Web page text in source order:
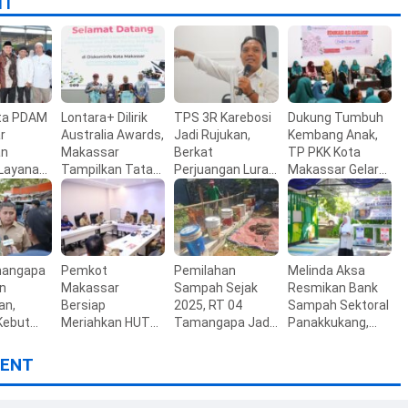
PDAM
Lontara+ Dilirik
Australia Awards,
Makassar
Tampilkan Tata
Kelola
Pemerintahan
Berbasis Digital
TPS 3R Karebosi
Jadi Rujukan,
Berkat
Perjuangan Lurah
Baru Membangun
Budaya Pilah
Sampah
Dukung Tumbuh
Kembang Anak,
TP PKK Kota
Makassar Gelar
Edukasi ASI
Eksklusif
Pemkot
Makassar
Bersiap
Meriahkan HUT
Pemilahan
Sampah Sejak
2025, RT 04
Tamangapa Jadi
Melinda Aksa
Resmikan Bank
Sampah Sektoral
Panakkukang,